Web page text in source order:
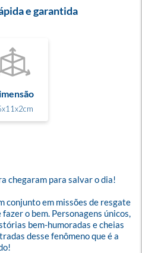
e garantida
chegaram para salvar o dia!
conjunto em missões de resgate
o bem. Personagens únicos,
bem-humoradas e cheias
desse fenômeno que é a